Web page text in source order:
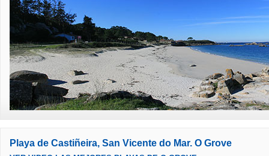
Playa de Castiñeira, San Vicente do Mar. O Grove